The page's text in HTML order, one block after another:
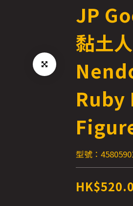
JP
黏土
Ruby
型號：